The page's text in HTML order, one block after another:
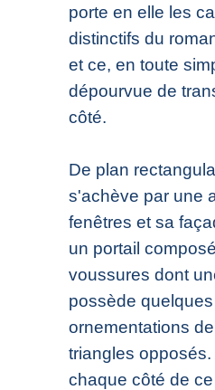
porte en elle les
distinctifs du
et ce, en toute
dépourvue de
côté.
De plan
s'achève par une
fenêtres et sa
un portail
voussures dont
possède quelques
ornementations
triangles
chaque côté de